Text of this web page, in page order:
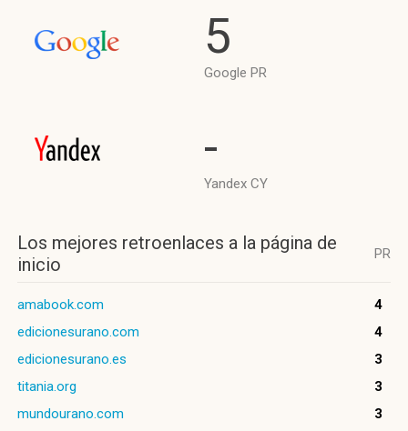
5
Google PR
-
Yandex CY
Los mejores retroenlaces a la página de
inicio
PR
amabook.com
4
edicionesurano.com
4
edicionesurano.es
3
titania.org
3
mundourano.com
3